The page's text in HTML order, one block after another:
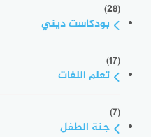
(28)
بودكاست ديني
(17)
تعلم اللغات
(7)
جنة الطفل